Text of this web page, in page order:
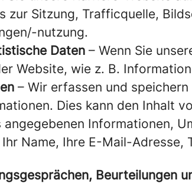
zur Sitzung, Trafficquelle,
nutzung.
Daten – Wenn Sie
Website, wie z. B.
– Wir erfassen und
Dies kann den Inhalt
angegebenen Informationen,
Ihr Name, Ihre E-Mail-Adresse,
Beurteilungen